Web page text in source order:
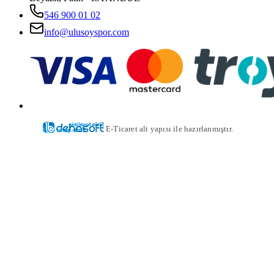
546 900 01 02
info@ulusoyspor.com
E-Ticaret alt yapısı ile hazırlanmıştır.